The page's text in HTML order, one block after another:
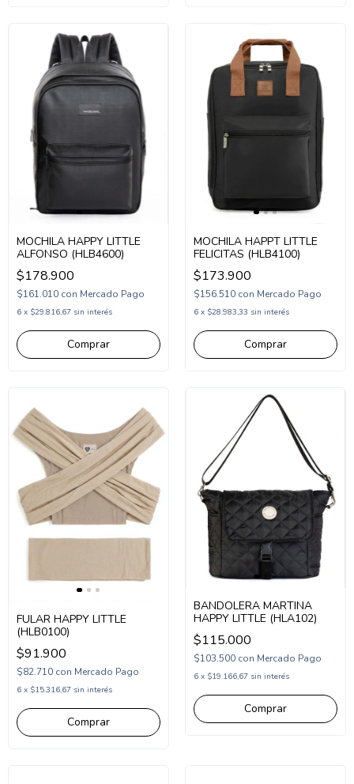
MOCHILA HAPPY LITTLE
ALFONSO (HLB4600)
$178.900
$161.010 con Mercado Pago
6 x $29.816,67 sin interés
Comprar
MOCHILA HAPPT LITTLE
FELICITAS (HLB4100)
$173.900
$156.510 con Mercado Pago
6 x $28.983,33 sin interés
Comprar
FULAR HAPPY LITTLE
(HLB0100)
$91.900
$82.710 con Mercado Pago
6 x $15.316,67 sin interés
Comprar
BANDOLERA MARTINA
HAPPY LITTLE (HLA102)
$115.000
$103.500 con Mercado Pago
6 x $19.166,67 sin interés
Comprar